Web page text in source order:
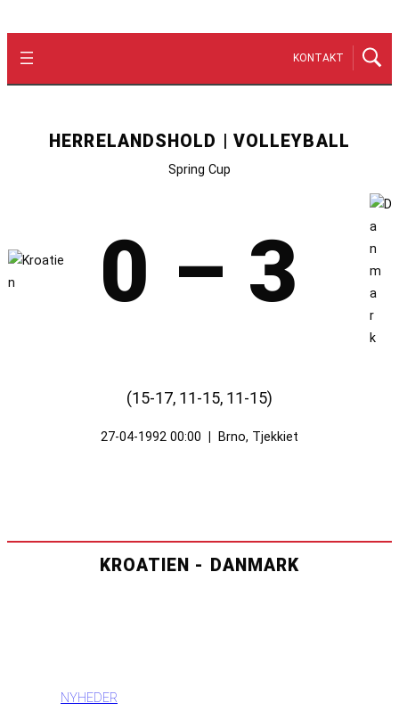
KONTAKT
HERRELANDSHOLD | VOLLEYBALL
Spring Cup
0 – 3
(15-17, 11-15, 11-15)
27-04-1992 00:00 Brno, Tjekkiet
KROATIEN - DANMARK
NYHEDER